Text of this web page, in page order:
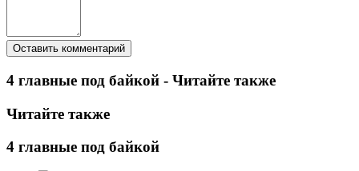
4 главные под байкой - Читайте также
Читайте также
4 главные под байкой